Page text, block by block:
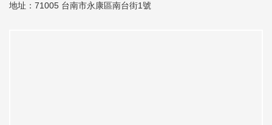
地址：71005 台南市永康區南台街1號